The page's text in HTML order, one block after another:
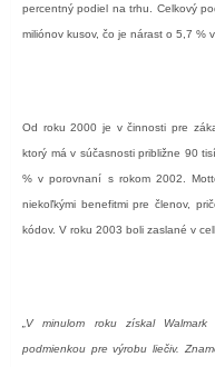
percentný podiel na trhu. Celkový
miliónov kusov, čo je nárast o 5,7 %
Od roku 2000 je v činnosti pre
ktorý má v súčasnosti približne 90
% v porovnaní s rokom 2002.
niekoľkými benefitmi pre členov,
kódov. V roku 2003 boli zaslané v
„V minulom roku získal
podmienkou pre výrobu liečiv.